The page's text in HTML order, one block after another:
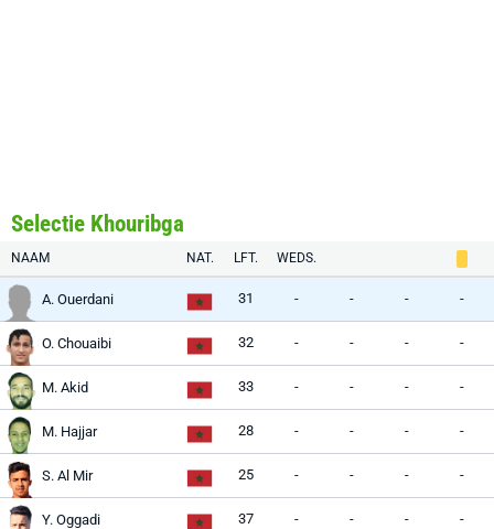
Selectie Khouribga
NAAM NAT. LFT. WEDS.
A. Ouerdani 31 - - - -
O. Chouaibi 32 - - - -
M. Akid 33 - - - -
M. Hajjar 28 - - - -
S. Al Mir 25 - - - -
Y. Oggadi 37 - - - -